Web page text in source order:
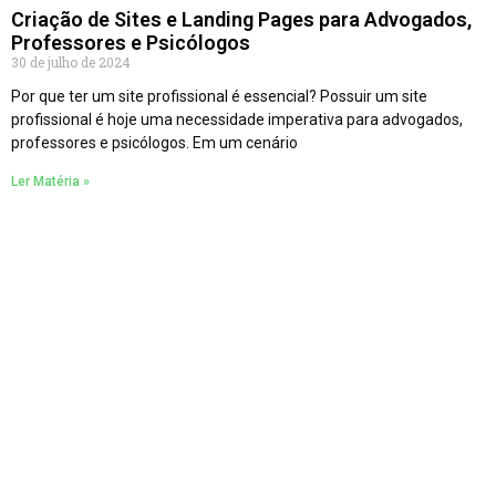
Criação de Sites e Landing Pages para Advogados,
Professores e Psicólogos
30 de julho de 2024
Por que ter um site profissional é essencial? Possuir um site
profissional é hoje uma necessidade imperativa para advogados,
professores e psicólogos. Em um cenário
Ler Matéria »